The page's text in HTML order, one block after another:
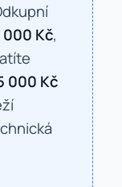
000 Kč,
000 Kč